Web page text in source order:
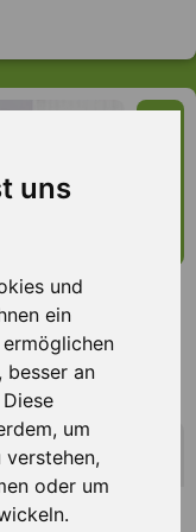
uns
und
ein
besser an
um
verstehen,
oder um
w/d),
Dann ist